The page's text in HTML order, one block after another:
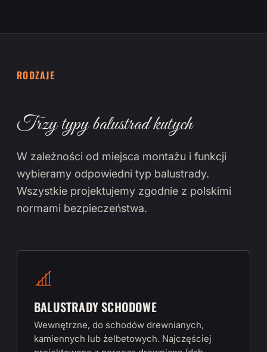
RODZAJE
Trzy typy balustrad kutych
W zależności od miejsca montażu i funkcji
wybieramy odpowiedni typ balustrady.
Wszystkie projektujemy zgodnie z polskimi
normami bezpieczeństwa.
BALUSTRADY SCHODOWE
Wewnętrzne, do schodów drewnianych,
kamiennych lub żelbetowych. Najczęściej